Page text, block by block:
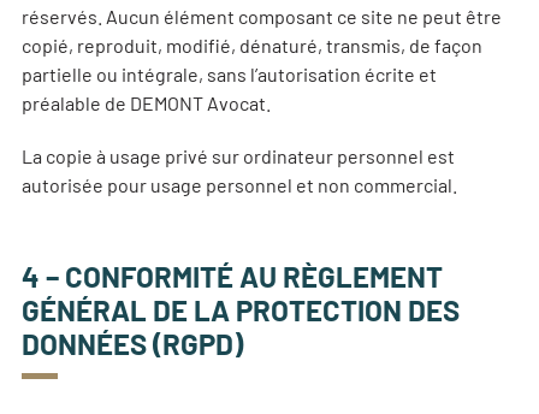
réservés. Aucun élément composant ce site ne peut être
copié, reproduit, modifié, dénaturé, transmis, de façon
partielle ou intégrale, sans l’autorisation écrite et
préalable de DEMONT Avocat.
La copie à usage privé sur ordinateur personnel est
autorisée pour usage personnel et non commercial.
4 – CONFORMITÉ AU RÈGLEMENT
GÉNÉRAL DE LA PROTECTION DES
DONNÉES (RGPD)